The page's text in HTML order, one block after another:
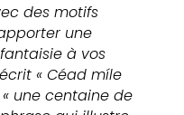
des motifs
une
à vos
« Céad míle
une centaine de